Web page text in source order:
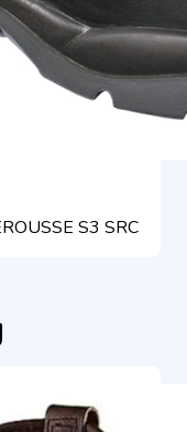
S3 SRC